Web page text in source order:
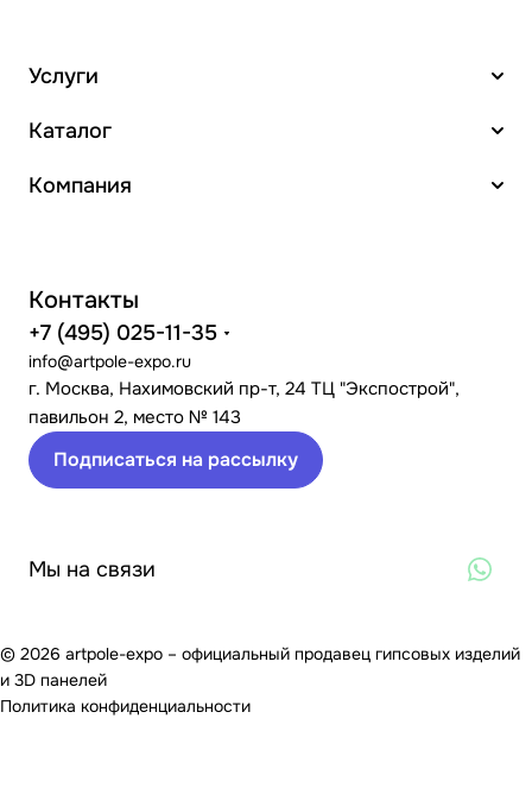
Услуги
Каталог
Компания
Контакты
+7 (495) 025-11-35
info@artpole-expo.ru
г. Москва, Нахимовский пр-т, 24 ТЦ "Экспострой",
павильон 2, место № 143
Подписаться на рассылку
Мы на связи
© 2026 artpole-expo – официальный продавец гипсовых изделий
и 3D панелей
Политика конфиденциальности